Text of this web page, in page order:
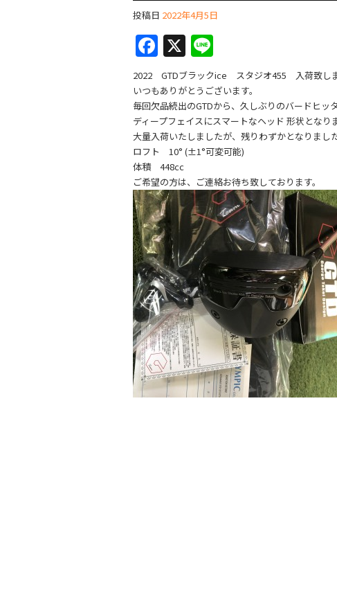
投稿日 2022年4月5日
F
a
c
e
b
o
o
k
X
n
e
2022 GTDブラックice スタジオ455 入荷致しま
いつもありがとうございます。
毎回欠品続出のGTDから、久しぶりのバードヒッ
ディープフェイスにスマートなヘッド 形状となりま
大量入荷いたしましたが、残りわずかとなりました
ロフト 10° (±1°可変可能)
体積 448cc
ご希望の方は、ご連絡お待ち致しております。